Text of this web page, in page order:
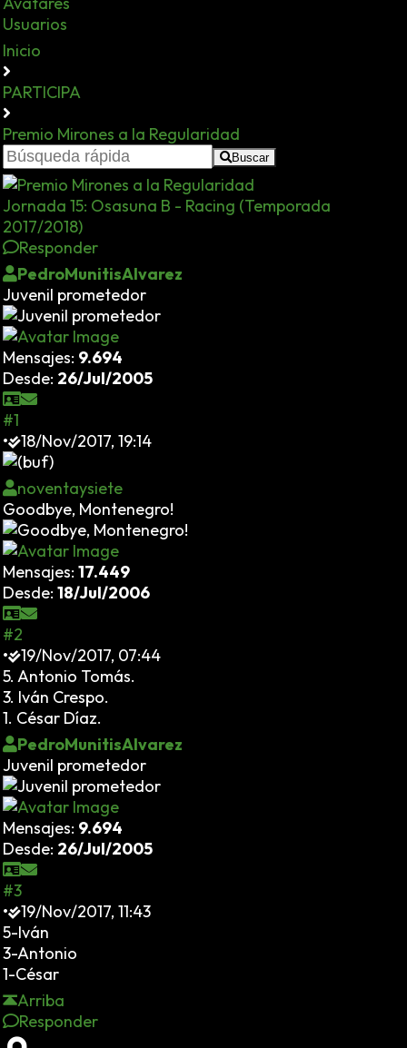
Usuarios
Inicio
PARTICIPA
Premio Mirones a la Regularidad
Buscar
Jornada 15: Osasuna B - Racing (Temporada
2017/2018)
Responder
PedroMunitisAlvarez
Juvenil prometedor
Mensajes: 9.694
Desde: 26/Jul/2005
#1
•
18/Nov/2017, 19:14
noventaysiete
Goodbye, Montenegro!
Mensajes: 17.449
Desde: 18/Jul/2006
#2
•
19/Nov/2017, 07:44
5. Antonio Tomás.
3. Iván Crespo.
1. César Díaz.
PedroMunitisAlvarez
Juvenil prometedor
Mensajes: 9.694
Desde: 26/Jul/2005
#3
•
19/Nov/2017, 11:43
5-Iván
3-Antonio
1-César
Arriba
Responder